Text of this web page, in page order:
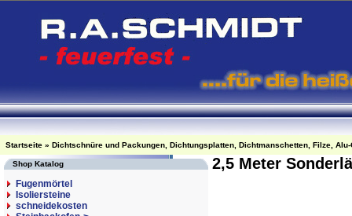
Startseite » Dichtschnüre und Packungen, Dichtungsplatten, Dichtmanschetten, Filze, Alu-
Shop Katalog
Fugenmörtel
Isoliersteine
schneidekosten
2,5 Meter